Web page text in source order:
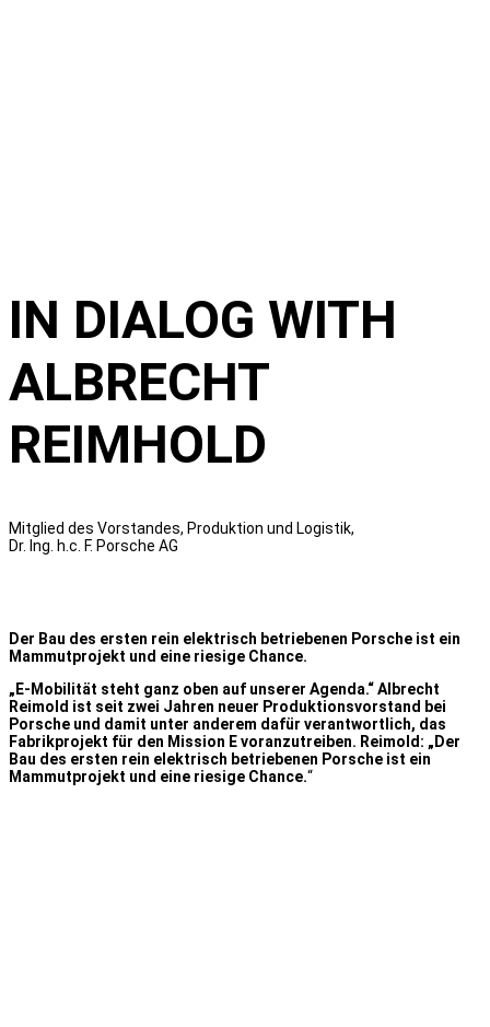
IN DIALOG WITH
ALBRECHT
REIMHOLD
Mitglied des Vorstandes, Produktion und Logistik,
Dr. Ing. h.c. F. Porsche AG
Der Bau des ersten rein elektrisch betriebenen Porsche ist ein
Mammutprojekt und eine riesige Chance.
„E-Mobilität steht ganz oben auf unserer Agenda.“ Albrecht
Reimold ist seit zwei Jahren neuer Produktionsvorstand bei
Porsche und damit unter anderem dafür verantwortlich, das
Fabrikprojekt für den Mission E voranzutreiben. Reimold: „Der
Bau des ersten rein elektrisch betriebenen Porsche ist ein
Mammutprojekt und eine riesige Chance.“